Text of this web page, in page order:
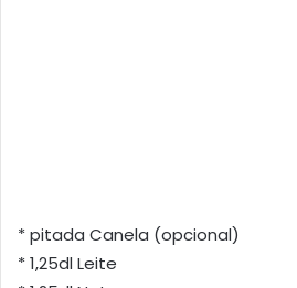
* pitada Canela (opcional)
* 1,25dl Leite